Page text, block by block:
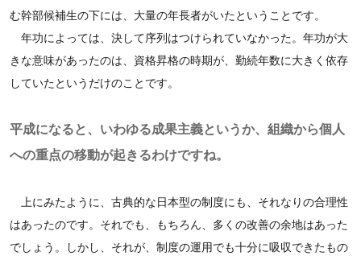
む幹部候補生の下には、大量の年長者がいたということです。
年功によっては、決して序列はつけられていなかった。年功が大
きな意味があったのは、資格昇格の時期が、勤続年数に大きく依存
していたというだけのことです。
平成になると、いわゆる成果主義というか、組織から個人
への重点の移動が起きるわけですね。
上にみたように、古典的な日本型の制度にも、それなりの合理性
はあったのです。それでも、もちろん、多くの改善の余地はあった
でしょう。しかし、それが、制度の運用でも十分に吸収できたもの